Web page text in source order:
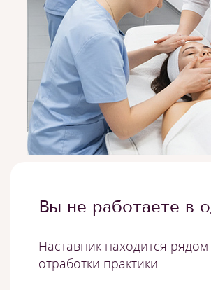
Вы не работаете в
Наставник находится
отработки практики.